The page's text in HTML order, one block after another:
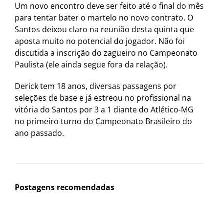
Um novo encontro deve ser feito até o final do mês
para tentar bater o martelo no novo contrato. O
Santos deixou claro na reunião desta quinta que
aposta muito no potencial do jogador. Não foi
discutida a inscrição do zagueiro no Campeonato
Paulista (ele ainda segue fora da relação).
Derick tem 18 anos, diversas passagens por
seleções de base e já estreou no profissional na
vitória do Santos por 3 a 1 diante do Atlético-MG
no primeiro turno do Campeonato Brasileiro do
ano passado.
Postagens recomendadas